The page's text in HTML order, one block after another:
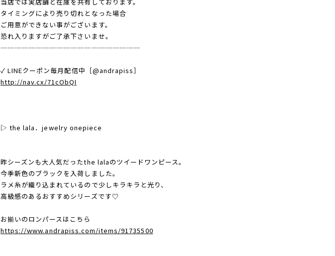
タイミングにより売り切れとなった場合
ご用意ができない事がございます。
恐れ入りますがご了承下さいませ。
┈┈┈┈┈┈┈┈┈┈┈┈┈┈┈┈┈┈┈┈
✓ LINEクーポン毎月配信中［@andrapiss］
http://nav.cx/71cObQI
▷ the lala．jewelry onepiece
昨シーズンも大人気だったthe lalaのツイードワンピース。
今季新色のブラックを入荷しました。
ラメ糸が織り込まれているので少しキラキラと光り、
高級感のあるおすすめシリーズです♡
お揃いのロンパースはこちら
https://www.andrapiss.com/items/91735500